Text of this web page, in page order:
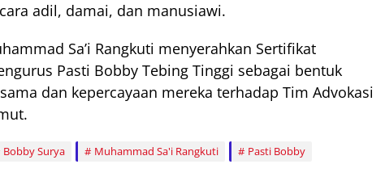
adil, damai, dan manusiawi.
Sa’i Rangkuti menyerahkan Sertifikat
Pasti Bobby Tebing Tinggi sebagai bentuk
dan kepercayaan mereka terhadap Tim Advokasi
Bobby Surya Muhammad Sa'i Rangkuti
Pasti Bobby